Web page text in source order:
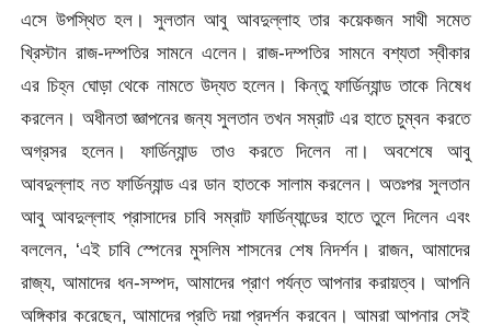
এসে উপস্থিত হল। সুলতান আবু আবদুল্লাহ তার কয়েকজন সাথী সমেত
খ্রিস্টান রাজ-দম্পতির সামনে এলেন। রাজ-দম্পতির সামনে বশ্যতা স্বীকার
এর চিহ্ন ঘোড়া থেকে নামতে উদ্যত হলেন। কিন্তু ফার্ডিন্যান্ড তাকে নিষেধ
করলেন। অধীনতা জ্ঞাপনের জন্য সুলতান তখন সম্রাট এর হাতে চুম্বন করতে
অগ্রসর হলেন। ফার্ডিন্যান্ড তাও করতে দিলেন না। অবশেষে আবু
আবদুল্লাহ নত ফার্ডিন্যান্ড এর ডান হাতকে সালাম করলেন। অতঃপর সুলতান
আবু আবদুল্লাহ প্রাসাদের চাবি সম্রাট ফার্ডিন্যান্ডের হাতে তুলে দিলেন এবং
বললেন, ‘এই চাবি স্পেনের মুসলিম শাসনের শেষ নিদর্শন। রাজন, আমাদের
রাজ্য, আমাদের ধন-সম্পদ, আমাদের প্রাণ পর্যন্ত আপনার করায়ত্ব। আপনি
অঙ্গিকার করেছেন, আমাদের প্রতি দয়া প্রদর্শন করবেন। আমরা আপনার সেই